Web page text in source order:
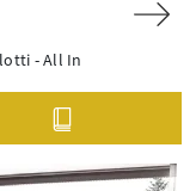
-All In